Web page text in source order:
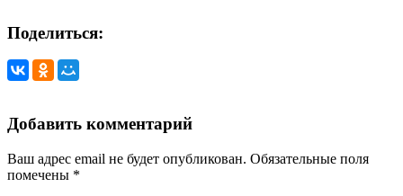
Поделиться:
Добавить комментарий
Ваш адрес email не будет опубликован. Обязательные поля
помечены *